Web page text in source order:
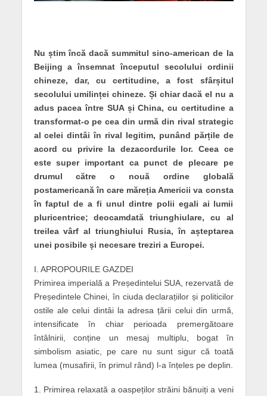
Nu știm încă dacă summitul sino-american de la
Beijing a însemnat începutul secolului ordinii
chineze, dar, cu certitudine, a fost sfârșitul
secolului umilinței chineze. Și chiar dacă el nu a
adus pacea între SUA și China, cu certitudine a
transformat-o pe cea din urmă din rival strategic
al celei dintâi în rival legitim, punând părțile de
acord cu privire la dezacordurile lor. Ceea ce
este super important ca punct de plecare pe
drumul către o nouă ordine globală
postamericană în care măreția Americii va consta
în faptul de a fi unul dintre polii egali ai lumii
pluricentrice; deocamdată triunghiulare, cu al
treilea vârf al triunghiului Rusia, în așteptarea
unei posibile și necesare treziri a Europei.
I. APROPOURILE GAZDEI
Primirea imperială a Președintelui SUA, rezervată de
Președintele Chinei, în ciuda declarațiilor și politicilor
ostile ale celui dintâi la adresa țării celui din urmă,
intensificate în chiar perioada premergătoare
întâlnirii, conține un mesaj multiplu, bogat în
simbolism asiatic, pe care nu sunt sigur că toată
lumea (musafirii, în primul rând) l-a înțeles pe deplin.
1. Primirea relaxată a oaspeților străini bănuiți a veni